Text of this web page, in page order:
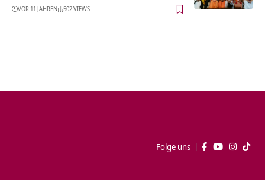
VOR 11 JAHREN 502 VIEWS
Folge uns